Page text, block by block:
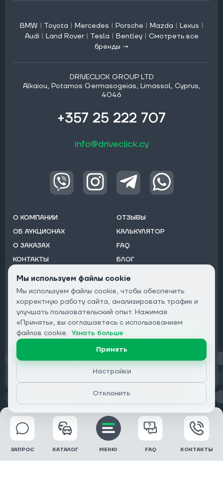
BMW | Toyota | Mercedes | Porsche | Mazda | Lexus |
Audi | Land Rover | Tesla | Bentley | Смотреть все
бренды →
DRIVECLICK GROUP LTD
Alkaiou, Potamos Germasogeias, Limassol, Cyprus,
4046
+357 25 222 707
info@driveclick.cy
О КОМПАНИИ
ОБ АУКЦИОНАХ
О ЗАКАЗАХ
КОНТАКТЫ
ОТЗЫВЫ
КАЛЬКУЛЯТОР
FAQ
БЛОГ
Подписаться на рассылку:
Email
Конфиденциальность
© 2026 DRIVECLICK GROUP LTD | Все права защищены
ЗАПРОС КАТАЛОГ МЕНЮ FAQ КОНТАКТЫ
Мы используем файлы cookie
Мы используем файлы cookie, чтобы обеспечить
корректную работу сайта, анализировать трафик и
улучшать пользовательский опыт. Нажимая
«Принять», вы соглашаетесь с использованием
файлов cookie. Узнать больше
Принять
Настройки
Отклонить